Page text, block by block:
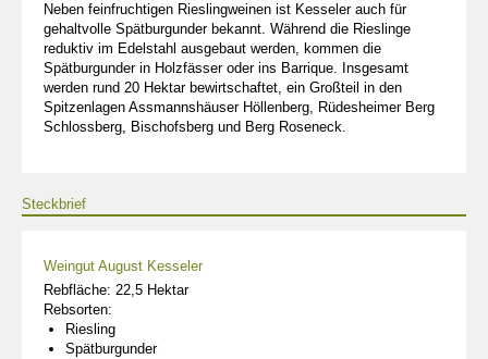
Neben feinfruchtigen Rieslingweinen ist Kesseler auch für
gehaltvolle Spätburgunder bekannt. Während die Rieslinge
reduktiv im Edelstahl ausgebaut werden, kommen die
Spätburgunder in Holzfässer oder ins Barrique. Insgesamt
werden rund 20 Hektar bewirtschaftet, ein Großteil in den
Spitzenlagen Assmannshäuser Höllenberg, Rüdesheimer Berg
Schlossberg, Bischofsberg und Berg Roseneck.
Steckbrief
Weingut August Kesseler
Rebfläche: 22,5 Hektar
Rebsorten:
Riesling
Spätburgunder